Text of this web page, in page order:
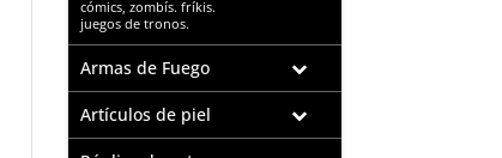
cómics, zombís. fríkis.
juegos de tronos.
Armas de Fuego
Artículos de piel